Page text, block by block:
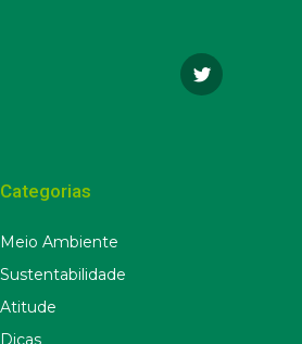
Categorias
Meio Ambiente
Sustentabilidade
Atitude
Dicas